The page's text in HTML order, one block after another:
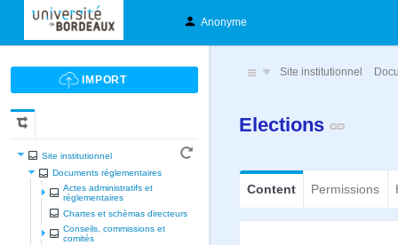
Anonyme
Site institutionnel
Documents réglementaires
Actes administratifs et
réglementaires
Chartes et schèmas directeurs
Conseils, commissions et
comités
Site institutionnel
Elections
Content Permissions